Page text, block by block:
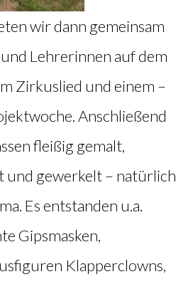
wir dann gemeinsam
Lehrerinnen auf dem
Zirkuslied und einem –
Anschließend
fleißig gemalt,
und gewerkelt – natürlich
Es entstanden u.a.
Gipsmasken,
Klapperclowns,